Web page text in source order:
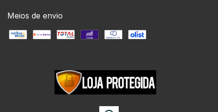
Meios de envio